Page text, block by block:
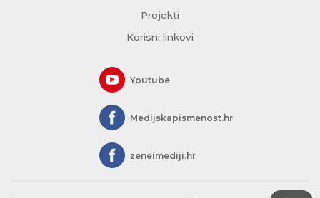
Projekti
Korisni linkovi
Youtube
Medijskapismenost.hr
zeneimediji.hr